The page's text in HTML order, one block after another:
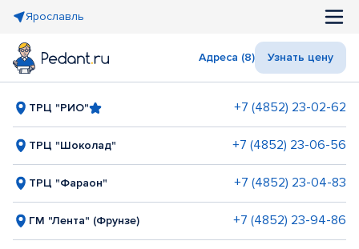
Ярославль
Адреса (8) Узнать цену
ТРЦ "РИО" +7 (4852) 23-02-62
ТРЦ "Шоколад" +7 (4852) 23-06-56
ТРЦ "Фараон" +7 (4852) 23-04-83
ГМ "Лента" (Фрунзе) +7 (4852) 23-94-86